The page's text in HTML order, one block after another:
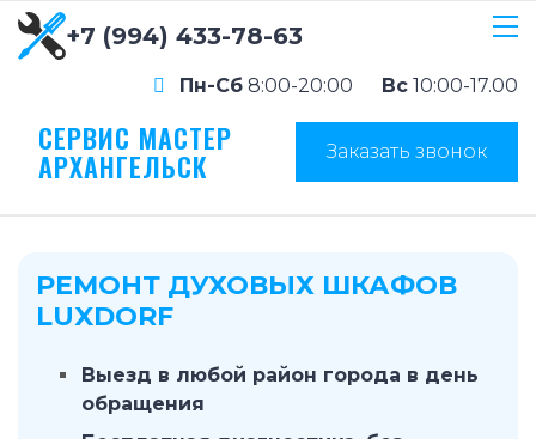
+7 (994) 433-78-63
Пн-Сб 8:00-20:00 Вс 10:00-17.00
СЕРВИС МАСТЕР
АРХАНГЕЛЬСК Заказать звонок
РЕМОНТ ДУХОВЫХ ШКАФОВ
LUXDORF
Выезд в любой район города в день
обращения